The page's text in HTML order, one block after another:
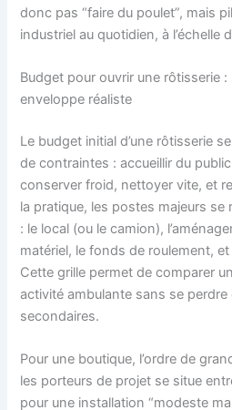
donc pas “faire du poulet”, mais
industriel au quotidien, à l’échelle
Budget pour ouvrir une rôtisserie
enveloppe réaliste
Le budget initial d’une rôtisserie
de contraintes : accueillir du
conserver froid, nettoyer vite, et
la pratique, les postes majeurs
: le local (ou le camion),
matériel, le fonds de roulement,
Cette grille permet de comparer
activité ambulante sans se perdre
secondaires.
Pour une boutique, l’ordre de
les porteurs de projet se situe
pour une installation “modeste